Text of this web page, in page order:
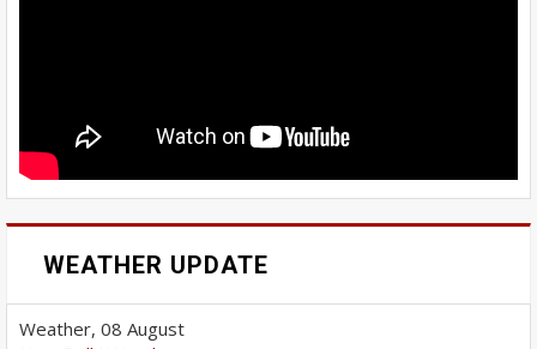
WEATHER UPDATE
Weather, 08 August